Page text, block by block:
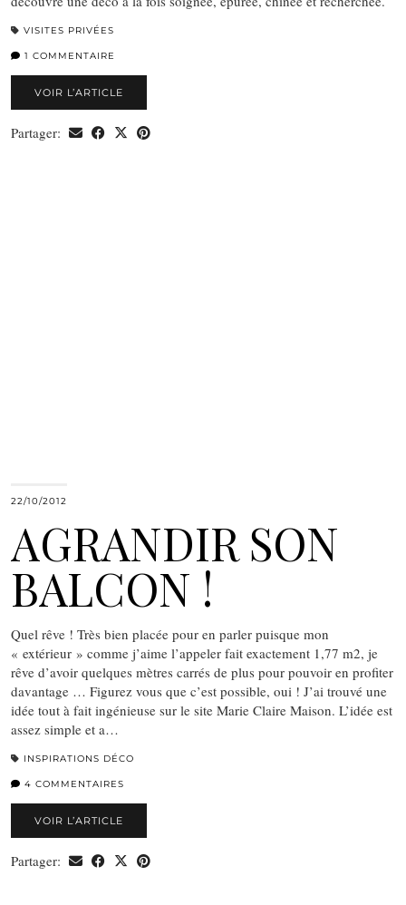
VISITES PRIVÉES
1 COMMENTAIRE
VOIR L’ARTICLE
Partager:
22/10/2012
AGRANDIR SON
BALCON !
Quel rêve ! Très bien placée pour en parler puisque mon
« extérieur » comme j’aime l’appeler fait exactement 1,77 m2, je
rêve d’avoir quelques mètres carrés de plus pour pouvoir en profiter
davantage … Figurez vous que c’est possible, oui ! J’ai trouvé une
idée tout à fait ingénieuse sur le site Marie Claire Maison. L’idée est
assez simple et a…
INSPIRATIONS DÉCO
4 COMMENTAIRES
VOIR L’ARTICLE
Partager: